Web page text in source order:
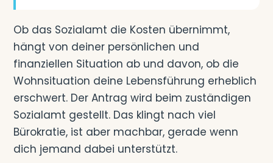
Ob das Sozialamt die Kosten übernimmt,
hängt von deiner persönlichen und
finanziellen Situation ab und davon, ob die
Wohnsituation deine Lebensführung erheblich
erschwert. Der Antrag wird beim zuständigen
Sozialamt gestellt. Das klingt nach viel
Bürokratie, ist aber machbar, gerade wenn
dich jemand dabei unterstützt.